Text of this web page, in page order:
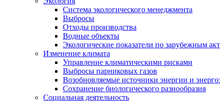
Система экологического менеджмента
Выбросы
Отходы производства
Водные объекты
Экологические показатели по зарубежным
Изменение климата
Управление климатическими рисками
Выбросы парниковых газов
Возобновляемые источники энергии и
Сохранение биологического разнообразия
Социальная деятельность